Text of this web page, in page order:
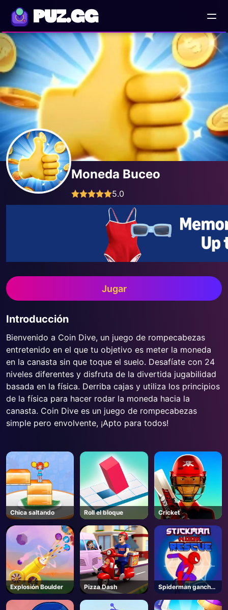
PUZ.GG
Moneda Buceo
5.0
Jugar
Introducción
Bienvenido a Coin Dive, un juego de rompecabezas
entretenido en el que tu objetivo es meter la moneda
en la canasta sin que toque el suelo. Desafíate con 24
niveles diferentes y disfruta de la divertida jugabilidad
basada en la física. Derriba cajas y utiliza los principios
de la física para hacer rodar la moneda hacia la
canasta. Coin Dive es un juego de rompecabezas
simple pero envolvente, ¡Apto para todos!
Chica saltando Roll el bloque Cricket
Explosión Boulder Pizza Dash
Spiderman gancho
rescate